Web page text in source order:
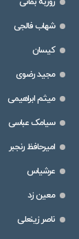
شهاب فالجی
کیسان
مجید رضوی
میثم ابراهیمی
سیامک عباسی
امیرحافظ رنجبر
عرشیاس
معین زد
ناصر زینعلی